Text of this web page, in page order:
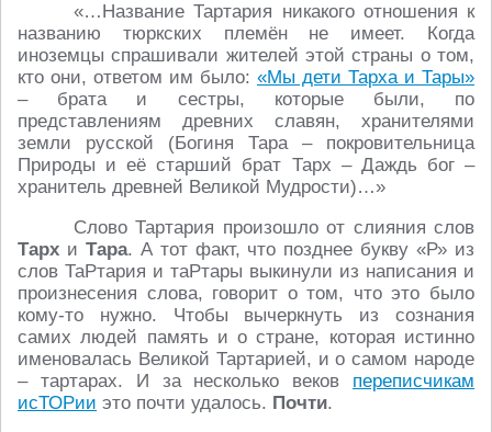
«…Название Тартария никакого отношения к
названию тюркских племён не имеет. Когда
иноземцы спрашивали жителей этой страны о том,
кто они, ответом им было: «Мы дети Тарха и Тары»
– брата и сестры, которые были, по
представлениям древних славян, хранителями
земли русской (Богиня Тара – покровительница
Природы и её старший брат Тарх – Даждь бог –
хранитель древней Великой Мудрости)…»
Слово Тартария произошло от слияния слов
Тарх и Тара. А тот факт, что позднее букву «Р» из
слов ТаРтария и таРтары выкинули из написания и
произнесения слова, говорит о том, что это было
кому-то нужно. Чтобы вычеркнуть из сознания
самих людей память и о стране, которая истинно
именовалась Великой Тартарией, и о самом народе
– тартарах. И за несколько веков переписчикам
исТОРии это почти удалось. Почти.